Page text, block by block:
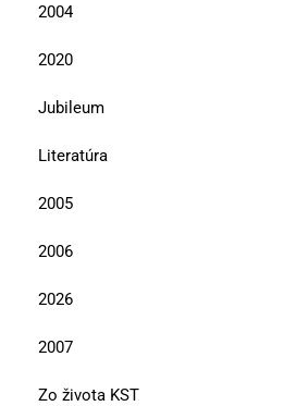
2004
2020
Jubileum
Literatúra
2005
2006
2026
2007
Zo života KST